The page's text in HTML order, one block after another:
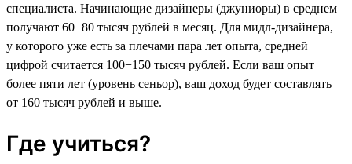
специалиста. Начинающие дизайнеры (джуниоры) в среднем
получают 60−80 тысяч рублей в месяц. Для мидл-дизайнера,
у которого уже есть за плечами пара лет опыта, средней
цифрой считается 100−150 тысяч рублей. Если ваш опыт
более пяти лет (уровень сеньор), ваш доход будет составлять
от 160 тысяч рублей и выше.
Где учиться?